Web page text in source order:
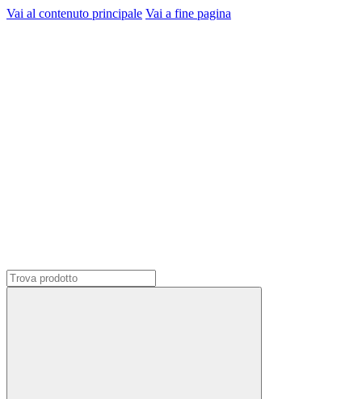
Vai al contenuto principale Vai a fine pagina